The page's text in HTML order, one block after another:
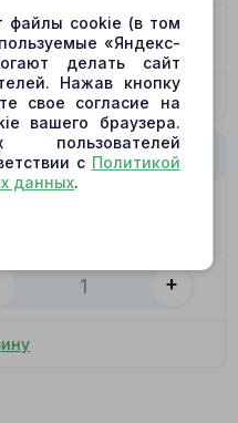
+
+
файлы cookie (в том
«Яндекс-
делать сайт
Нажав кнопку
свое согласие на
вашего браузера.
пользователей
с Политикой
данных.